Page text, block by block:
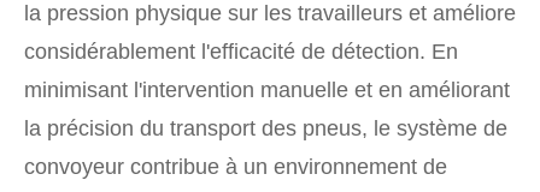
la pression physique sur les travailleurs et améliore
considérablement l'efficacité de détection. En
minimisant l'intervention manuelle et en améliorant
la précision du transport des pneus, le système de
convoyeur contribue à un environnement de